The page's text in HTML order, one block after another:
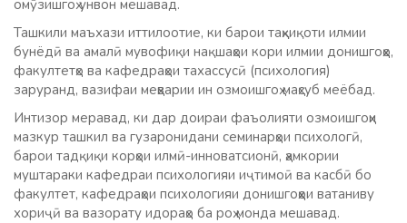
омӯзишгоҳ унвон мешавад.
Ташкили маъхази иттилоотие, ки барои таҳқиқоти илмии
бунёдӣ ва амалӣ мувофиқи нақшаҳои кори илмии донишгоҳҳо,
факултетҳо ва кафедраҳои тахассусӣ (психология)
заруранд, вазифаи меҳварии ин озмоишгоҳ маҳсуб меёбад.
Интизор меравад, ки дар доираи фаъолияти озмоишгоҳи
мазкур ташкил ва гузаронидани семинарҳои психологӣ,
барои тадқиқи корҳои илмӣ-инноватсионӣ, ҳамкории
муштараки кафедраи психологияи иҷтимоӣ ва касбӣ бо
факултет, кафедраҳои психологияи донишгоҳҳои ватаниву
хориҷӣ ва вазорату идораҳо ба роҳ монда мешавад.